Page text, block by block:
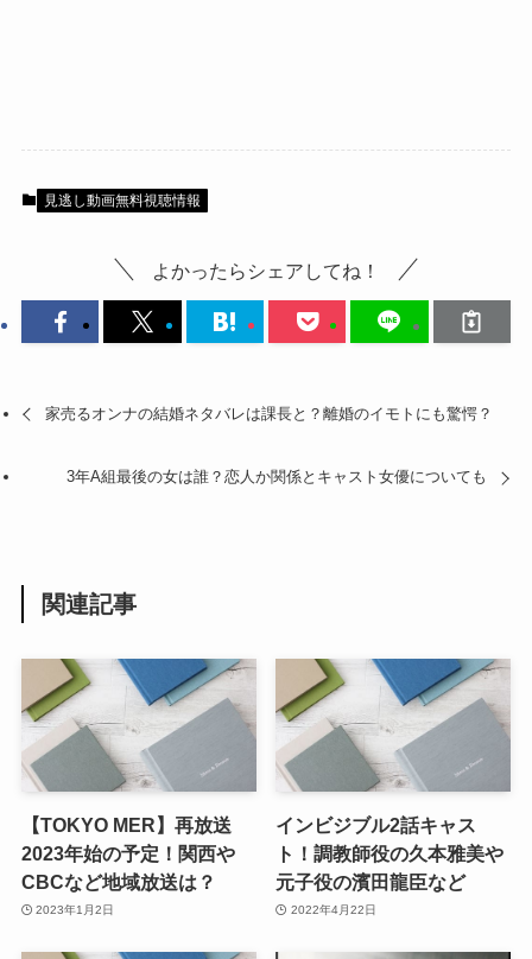
見逃し動画無料視聴情報
よかったらシェアしてね！
家売るオンナの結婚ネタバレは課長と？離婚のイモトにも驚愕？
3年A組最後の女は誰？恋人か関係とキャスト女優についても
関連記事
【TOKYO MER】再放送
2023年始の予定！関西や
CBCなど地域放送は？
2023年1月2日
インビジブル2話キャス
ト！調教師役の久本雅美や
元子役の濱田龍臣など
2022年4月22日